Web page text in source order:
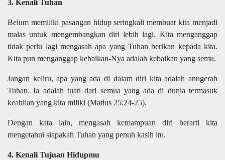
3. Kenali Tuhan
Belum memiliki pasangan hidup seringkali membuat kita menjadi
malas untuk mengembangkan diri lebih lagi. Kita menganggap
tidak perlu lagi mengasah apa yang Tuhan berikan kepada kita.
Kita pun menganggap kebaikan-Nya adalah kebaikan yang semu.
Jangan keliru, apa yang ada di dalam diri kita adalah anugerah
Tuhan. Ia adalah tuan dari semua yang ada di dunia termasuk
keahlian yang kita miliki (Matius 25:24-25).
Dengan kata lain, mengasah kemampuan diri berarti kita
mengetahui siapakah Tuhan yang penuh kasih itu.
4. Kenali Tujuan Hidupmu